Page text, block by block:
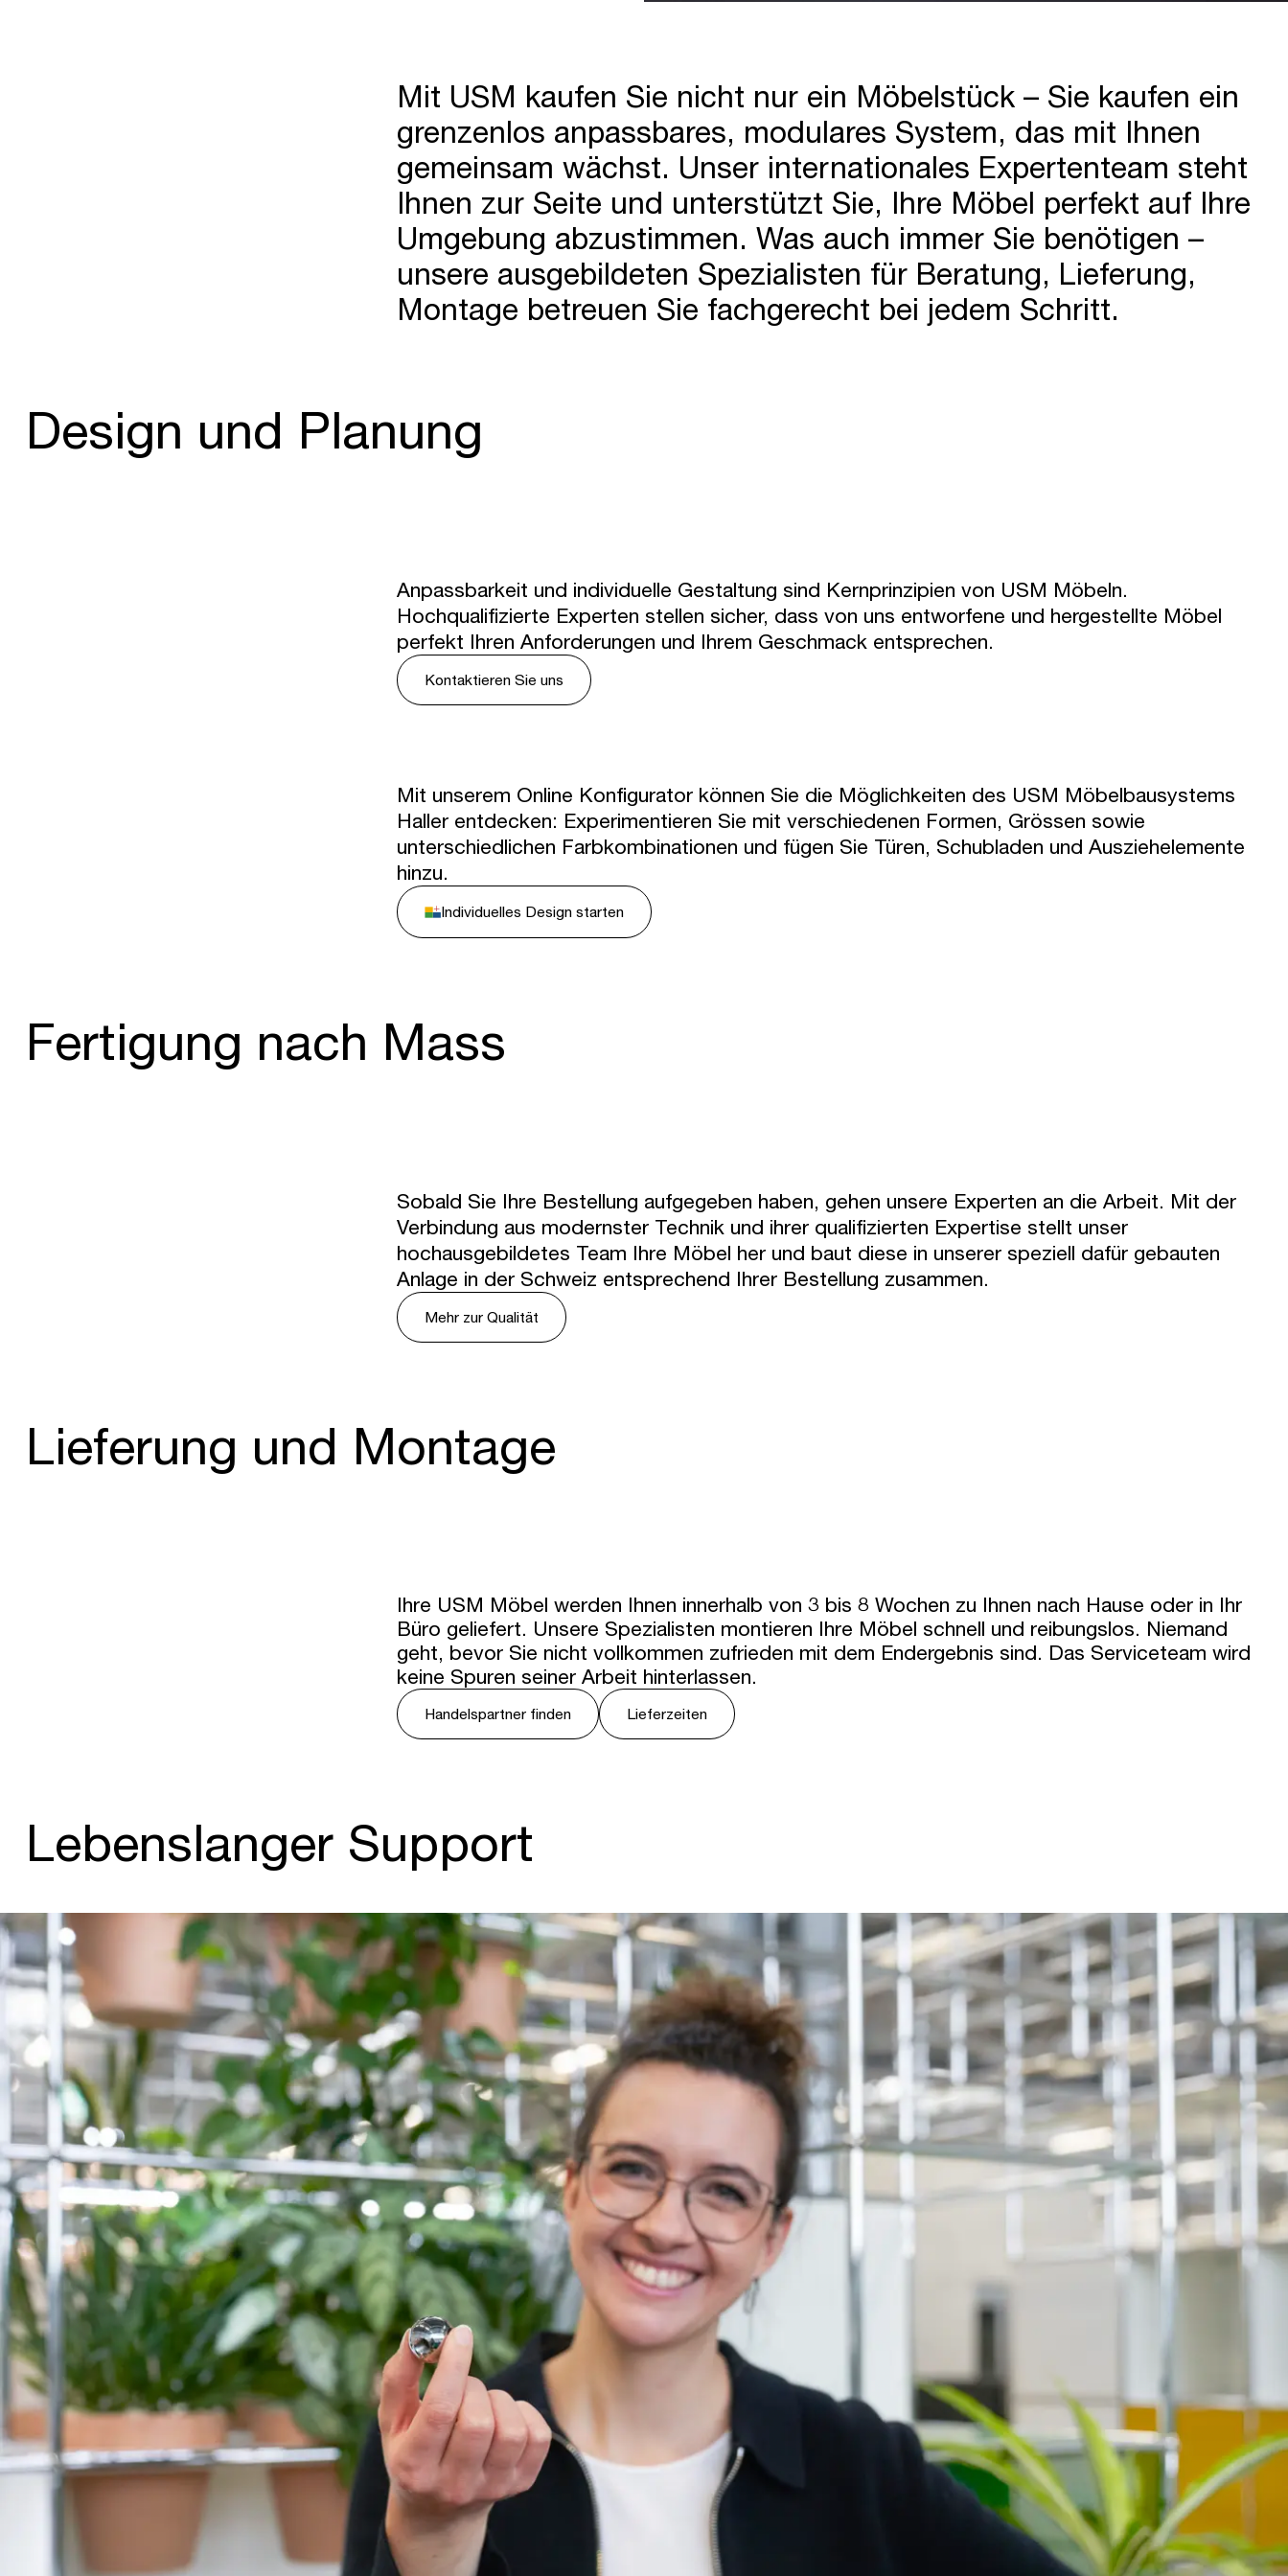
Mit USM kaufen Sie nicht nur ein Möbelstück – Sie kaufen ein
grenzenlos anpassbares, modulares System, das mit Ihnen
gemeinsam wächst. Unser internationales Expertenteam steht
Ihnen zur Seite und unterstützt Sie, Ihre Möbel perfekt auf Ihre
Umgebung abzustimmen. Was auch immer Sie benötigen –
unsere ausgebildeten Spezialisten für Beratung, Lieferung,
Montage betreuen Sie fachgerecht bei jedem Schritt.
Design und Planung
Anpassbarkeit und individuelle Gestaltung sind Kernprinzipien von USM Möbeln.
Hochqualifizierte Experten stellen sicher, dass von uns entworfene und hergestellte Möbel
perfekt Ihren Anforderungen und Ihrem Geschmack entsprechen.
Kontaktieren Sie uns
Mit unserem Online Konfigurator können Sie die Möglichkeiten des USM Möbelbausystems
Haller entdecken: Experimentieren Sie mit verschiedenen Formen, Grössen sowie
unterschiedlichen Farbkombinationen und fügen Sie Türen, Schubladen und Ausziehelemente
hinzu.
Individuelles Design starten
Fertigung nach Mass
Sobald Sie Ihre Bestellung aufgegeben haben, gehen unsere Experten an die Arbeit. Mit der
Verbindung aus modernster Technik und ihrer qualifizierten Expertise stellt unser
hochausgebildetes Team Ihre Möbel her und baut diese in unserer speziell dafür gebauten
Anlage in der Schweiz entsprechend Ihrer Bestellung zusammen.
Mehr zur Qualität
Lieferung und Montage
Ihre USM Möbel werden Ihnen innerhalb von 3 bis 8 Wochen zu Ihnen nach Hause oder in Ihr
Büro geliefert. Unsere Spezialisten montieren Ihre Möbel schnell und reibungslos. Niemand
geht, bevor Sie nicht vollkommen zufrieden mit dem Endergebnis sind. Das Serviceteam wird
keine Spuren seiner Arbeit hinterlassen.
Handelspartner finden Lieferzeiten
Lebenslanger Support